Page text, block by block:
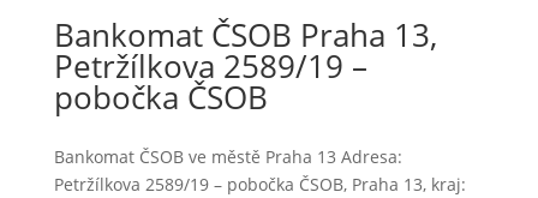
Bankomat ČSOB Praha 13,
Petržílkova 2589/19 –
pobočka ČSOB
Bankomat ČSOB ve městě Praha 13 Adresa:
Petržílkova 2589/19 – pobočka ČSOB, Praha 13, kraj: